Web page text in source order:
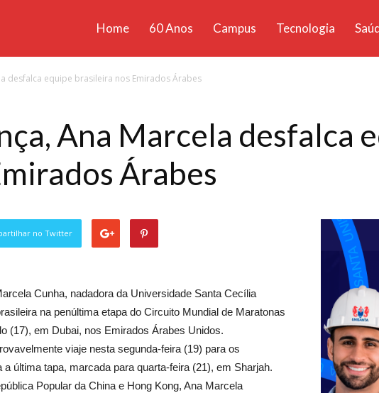
Home 60 Anos Campus Tecnologia
desfalca equipe brasileira nos Emirados Árabes
Ana Marcela desfalca
Árabes
no Twitter
Cunha, nadadora da Universidade Santa Cecília
na penúltima etapa do Circuito Mundial de Maratonas
(17), em Dubai, nos Emirados Árabes Unidos.
viaje nesta segunda-feira (19) para os
última tapa, marcada para quarta-feira (21), em Sharjah.
Popular da China e Hong Kong, Ana Marcela